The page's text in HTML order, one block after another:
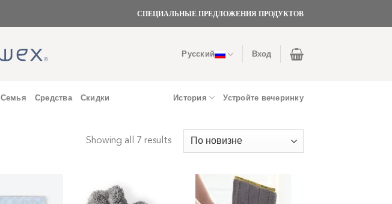
СПЕЦИАЛЬНЫЕ ПРЕДЛОЖЕНИЯ ПРОДУКТОВ
Русский Вход
Семья Средства Скидки История Устройте вечеринку
Showing all 7 results